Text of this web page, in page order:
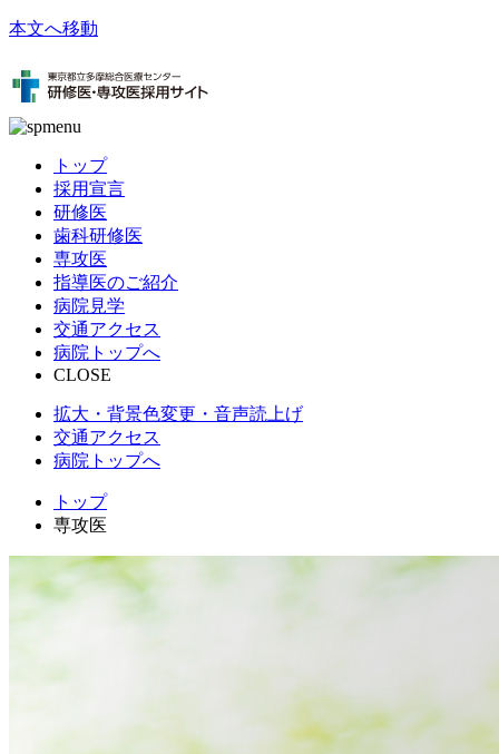
本文へ移動
トップ
採用宣言
研修医
歯科研修医
専攻医
指導医のご紹介
病院見学
交通アクセス
病院トップへ
CLOSE
拡大・背景色変更・音声読上げ
交通アクセス
病院トップへ
トップ
専攻医